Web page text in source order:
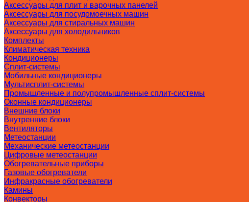
Аксессуары для плит и варочных панелей
Аксессуары для посудомоечных машин
Аксессуары для стиральных машин
Аксессуары для холодильников
Комплекты
Климатическая техника
Кондиционеры
Сплит-системы
Мобильные кондиционеры
Мультисплит-системы
Промышленные и полупромышленные сплит-системы
Оконные кондиционеры
Внешние блоки
Внутренние блоки
Вентиляторы
Метеостанции
Механические метеостанции
Цифровые метеостанции
Обогревательные приборы
Газовые обогреватели
Инфракрасные обогреватели
Камины
Конвекторы